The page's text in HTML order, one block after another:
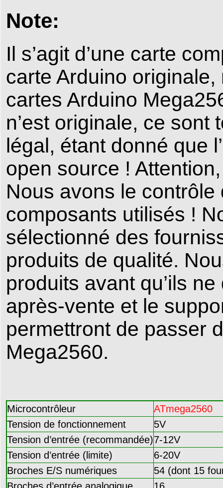
Note:
Il s’agit d’une carte
carte Arduino
cartes Arduino
n’est originale, ce
légal, étant donné que
open source !
Nous avons le
composants utilisés !
sélectionné des
produits de qualité.
produits avant qu’ils
après-vente et le
permettront de passer
Mega2560.
Microcontrôleur
ATmega2560
Tension de fonctionnement
5V
Tension d’entrée (recommandée)7-12V
Tension d’entrée (limite)
6-20V
Broches E/S numériques
54 (dont 15
Broches d’entrée analogique
16